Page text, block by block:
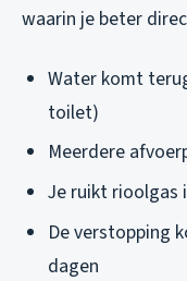
waarin je beter
Water komt
toilet)
Meerdere
Je ruikt rioolgas
De verstopping
dagen